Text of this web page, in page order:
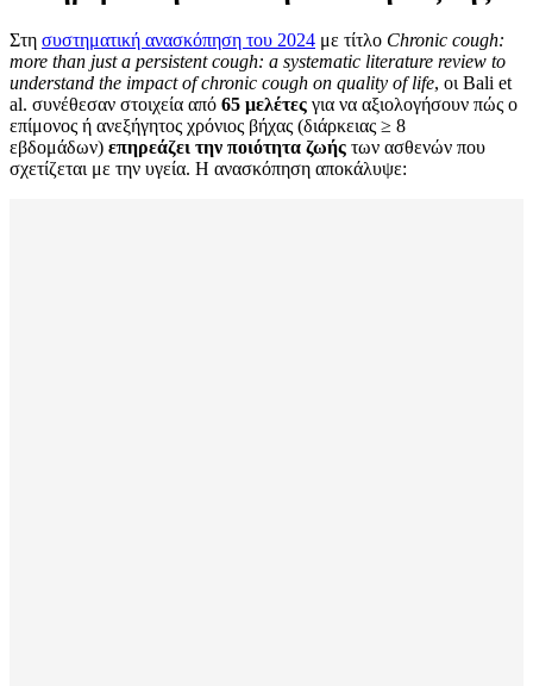
Στη συστηματική ανασκόπηση του 2024 με τίτλο Chronic cough:
more than just a persistent cough: a systematic literature review to
understand the impact of chronic cough on quality of life, οι Bali et
al. συνέθεσαν στοιχεία από 65 μελέτες για να αξιολογήσουν πώς ο
επίμονος ή ανεξήγητος χρόνιος βήχας (διάρκειας ≥ 8
εβδομάδων) επηρεάζει την ποιότητα ζωής των ασθενών που
σχετίζεται με την υγεία. Η ανασκόπηση αποκάλυψε: